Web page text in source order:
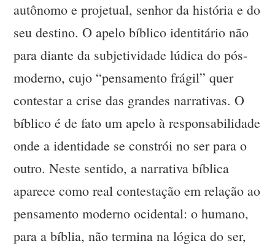
autônomo e projetual, senhor da história e do
seu destino. O apelo bíblico identitário não
para diante da subjetividade lúdica do pós-
moderno, cujo “pensamento frágil” quer
contestar a crise das grandes narrativas. O
bíblico é de fato um apelo à responsabilidade
onde a identidade se constrói no ser para o
outro. Neste sentido, a narrativa bíblica
aparece como real contestação em relação ao
pensamento moderno ocidental: o humano,
para a bíblia, não termina na lógica do ser,